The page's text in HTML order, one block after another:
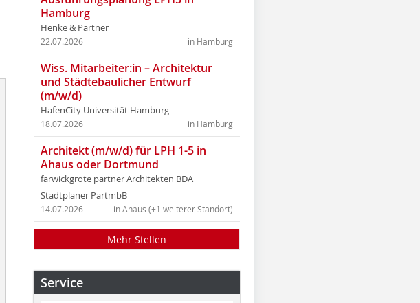
Hamburg
Henke & Partner
in Hamburg
22.07.2026
Wiss. Mitarbeiter:in – Architektur
und Städtebaulicher Entwurf
(m/w/d)
HafenCity Universität Hamburg
in Hamburg
18.07.2026
Architekt (m/w/d) für LPH 1-5 in
Ahaus oder Dortmund
farwickgrote partner Architekten BDA
Stadtplaner PartmbB
in Ahaus (+1 weiterer Standort)
14.07.2026
Mehr Stellen
Service